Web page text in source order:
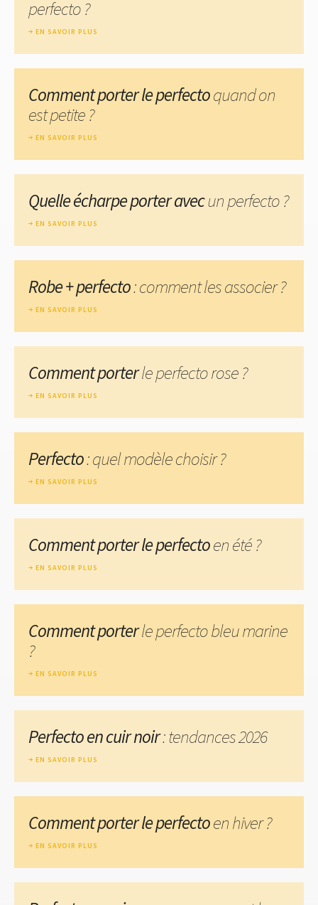
perfecto ?
EN SAVOIR PLUS
Comment porter le perfectoquand on
est petite ?
EN SAVOIR PLUS
Quelle écharpe porter avecun perfecto ?
EN SAVOIR PLUS
Robe + perfecto: comment les associer ?
EN SAVOIR PLUS
Comment porterle perfecto rose ?
EN SAVOIR PLUS
Perfecto: quel modèle choisir ?
EN SAVOIR PLUS
Comment porter le perfectoen été ?
EN SAVOIR PLUS
Comment porterle perfecto bleu marine
?
EN SAVOIR PLUS
Perfecto en cuir noir: tendances 2026
EN SAVOIR PLUS
Comment porter le perfectoen hiver ?
EN SAVOIR PLUS